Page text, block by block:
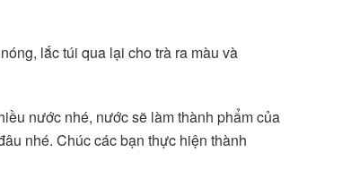
lắc túi qua lại cho trà ra màu và
nước nhé, nước sẽ làm thành phẩm của
nhé. Chúc các bạn thực hiện thành